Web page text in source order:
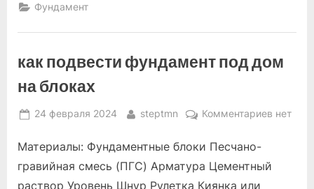
Фундамент
как подвести фундамент под дом
на блоках
Posted
24 февраля 2024 By
steptmn Комментариевкнет
Материалы: Фундаментные блоки Песчано-
гравийная смесь (ПГС) Арматура Цементный
раствор Уровень Шнур Рулетка Киянка или